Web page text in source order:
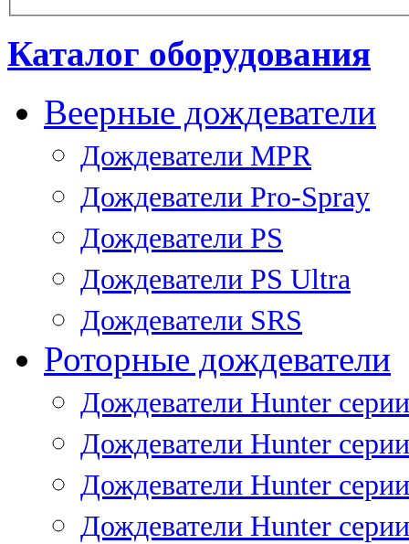
Каталог оборудования
Веерные дождеватели
Дождеватели MPR
Дождеватели Pro-Spray
Дождеватели PS
Дождеватели PS Ultra
Дождеватели SRS
Роторные дождеватели
Дождеватели Hunter
Дождеватели Hunter
Дождеватели Hunter
Дождеватели Hunter